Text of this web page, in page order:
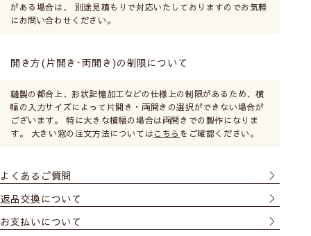
がある場合は、 別途見積もりで対応いたしておりますのでお気軽
にお問い合わせください。
開き方(片開き･両開き)の制限について
縫製の都合上、形状記憶加工などの仕様上の制限があるため、横
幅の入力サイズによって片開き・両開きの選択ができない場合が
ございます。 特に大きな横幅の場合は両開きでの製作になりま
す。 大きい窓の注文方法についてはこちら をご確認ください。
よくあるご質問
返品交換について
お支払いについて